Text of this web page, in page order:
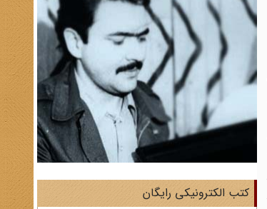
کتب الکترونیکی رایگان